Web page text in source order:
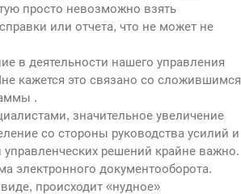
просто невозможно взять
или отчета, что не может не
в деятельности нашего управления
кажется это связано со сложившимся
.
значительное увеличение
со стороны руководства усилий и
решений крайне важно.
электронного документооборота.
происходит «нудное»